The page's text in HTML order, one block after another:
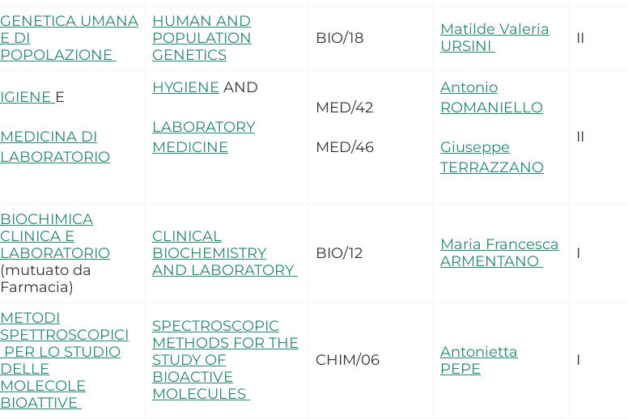
GENETICA UMANA
E DI
POPOLAZIONE
HUMAN AND
POPULATION
GENETICS
BIO/18
Matilde Valeria
URSINI
II
IGIENE E
MEDICINA DI
LABORATORIO
HYGIENE AND
LABORATORY
MEDICINE
MED/42
MED/46
Antonio
ROMANIELLO
Giuseppe
TERRAZZANO
II
BIOCHIMICA
CLINICA E
LABORATORIO
(mutuato da
Farmacia)
CLINICAL
BIOCHEMISTRY
AND LABORATORY
BIO/12
Maria Francesca
ARMENTANO
I
METODI
SPETTROSCOPICI
PER LO STUDIO
DELLE
MOLECOLE
BIOATTIVE
SPECTROSCOPIC
METHODS FOR THE
STUDY OF
BIOACTIVE
MOLECULES
CHIM/06
Antonietta
PEPE
I